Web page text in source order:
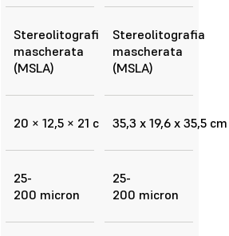
Stereolitografia
mascherata
(MSLA)
Stereolitografia
mascherata
(MSLA)
20 × 12,5 × 21 cm 35,3 x 19,6 x 35,5 cm
25-
200 micron
25-
200 micron